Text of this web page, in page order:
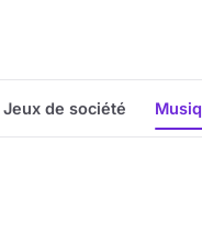
Jeux de société